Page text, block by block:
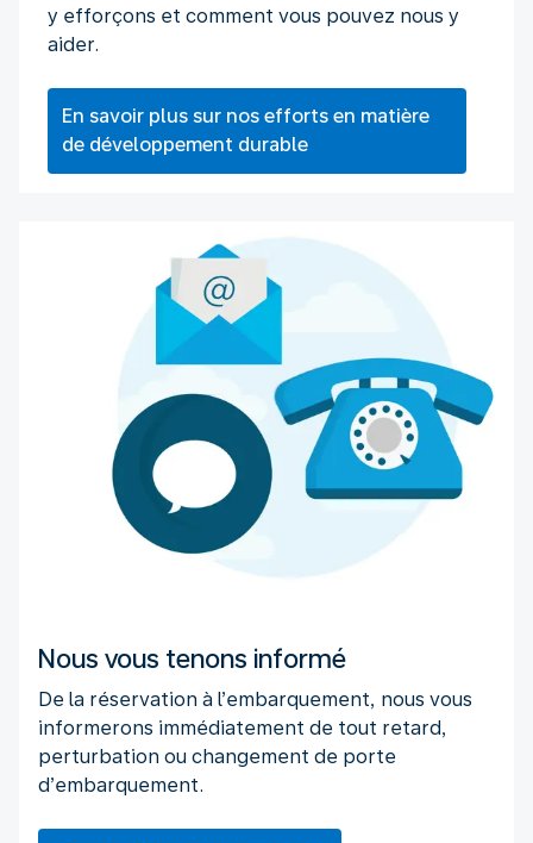
y efforçons et comment vous pouvez nous y
aider.
En savoir plus sur nos efforts en matière
de développement durable
Nous vous tenons informé
De la réservation à l’embarquement, nous vous
informerons immédiatement de tout retard,
perturbation ou changement de porte
d’embarquement.